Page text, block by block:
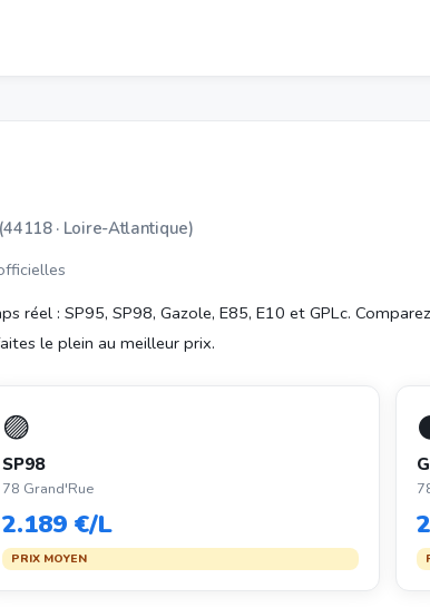
(44118 · Loire-Atlantique)
réel : SP95, SP98, Gazole, E85, E10 et GPLc.
le plein au meilleur prix.
🟣
SP98
78 Grand'Rue
2.189 €/L
PRIX MOYEN